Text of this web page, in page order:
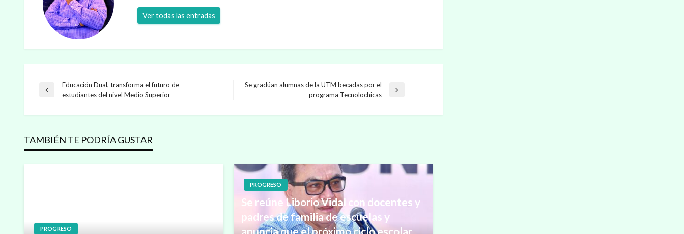
Ver todas las entradas
Navegación
de
entradas
Entrada
Educación Dual, transforma el futuro de
estudiantes del nivel Medio Superior
Se gradúan alumnas de la UTM becadas por el
programa Tecnolochicas
TAMBIÉN TE PODRÍA GUSTAR
PROGRESO
PROGRESO
Se reúne Liborio Vidal con docentes y
padres de familia de escuelas y
anuncia que el próximo ciclo escolar